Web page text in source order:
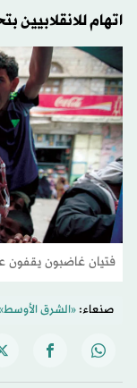
اتهام
فتيان غاضبون يقفون
صنعاء:«الشرق